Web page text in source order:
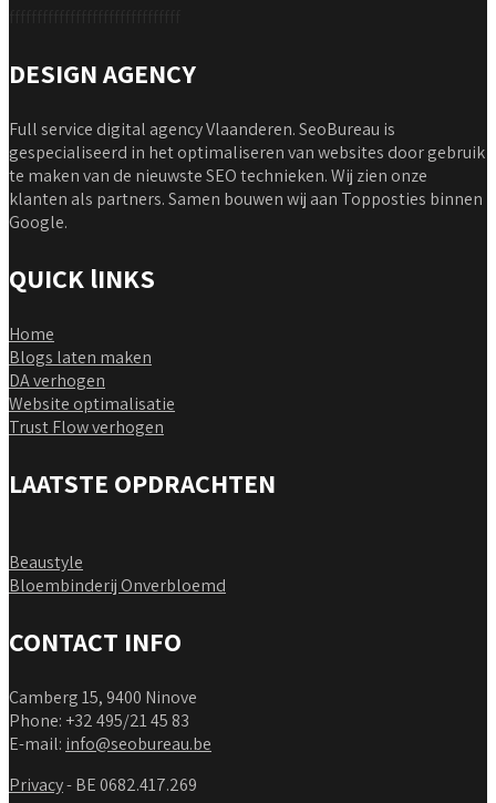
DESIGN AGENCY
Full service digital agency Vlaanderen. SeoBureau is
gespecialiseerd in het optimaliseren van websites door gebruik
te maken van de nieuwste SEO technieken. Wij zien onze
klanten als partners. Samen bouwen wij aan Topposties binnen
Google.
QUICK lINKS
Home
Blogs laten maken
DA verhogen
Website optimalisatie
Trust Flow verhogen
LAATSTE OPDRACHTEN
Beaustyle
Bloembinderij Onverbloemd
CONTACT INFO
Camberg 15, 9400 Ninove
Phone: +32 495/21 45 83
E-mail: info@seobureau.be
Privacy- BE 0682.417.269